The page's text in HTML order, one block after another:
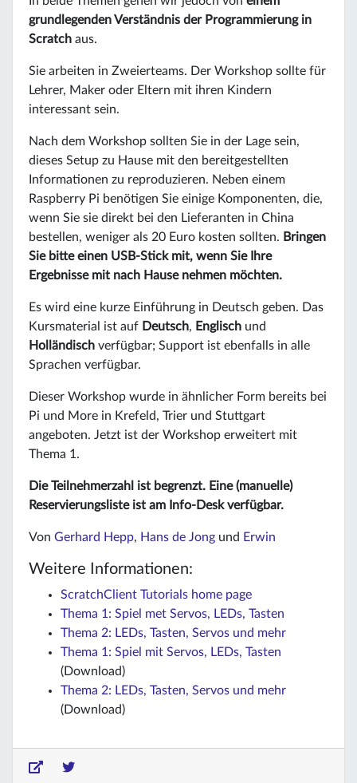
grundlegenden Verständnis der Programmierung in
Scratch aus.
Sie arbeiten in Zweierteams. Der Workshop sollte für
Lehrer, Maker oder Eltern mit ihren Kindern
interessant sein.
Nach dem Workshop sollten Sie in der Lage sein,
dieses Setup zu Hause mit den bereitgestellten
Informationen zu reproduzieren. Neben einem
Raspberry Pi benötigen Sie einige Komponenten, die,
wenn Sie sie direkt bei den Lieferanten in China
bestellen, weniger als 20 Euro kosten sollten. Bringen
Sie bitte einen USB-Stick mit, wenn Sie Ihre
Ergebnisse mit nach Hause nehmen möchten.
Es wird eine kurze Einführung in Deutsch geben. Das
Kursmaterial ist auf Deutsch, Englisch und
Holländisch verfügbar; Support ist ebenfalls in alle
Sprachen verfügbar.
Dieser Workshop wurde in ähnlicher Form bereits bei
Pi und More in Krefeld, Trier und Stuttgart
angeboten. Jetzt ist der Workshop erweitert mit
Thema 1.
Die Teilnehmerzahl ist begrenzt. Eine (manuelle)
Reservierungsliste ist am Info-Desk verfügbar.
Von Gerhard Hepp, Hans de Jong und Erwin
Weitere Informationen:
ScratchClient Tutorials home page
Thema 1: Spiel met Servos, LEDs, Tasten
Thema 2: LEDs, Tasten, Servos und mehr
Thema 1: Spiel mit Servos, LEDs, Tasten
(Download)
Thema 2: LEDs, Tasten, Servos und mehr
(Download)